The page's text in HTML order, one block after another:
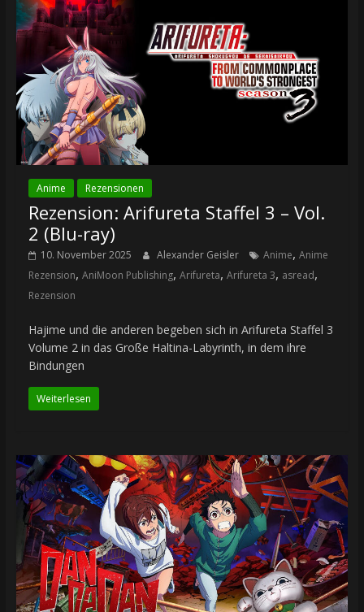
Anime Rezensionen
Rezension: Arifureta Staffel 3 – Vol.
2 (Blu-ray)
10. November 2025 Alexander Geisler Anime, Anime
Rezension, AniMoon Publishing, Arifureta, Arifureta 3, asread,
Rezension
Hajime und die anderen begeben sich in Arifureta Staffel 3
Volume 2 in das Große Haltina-Labyrinth, in dem ihre
Bindungen
Weiterlesen